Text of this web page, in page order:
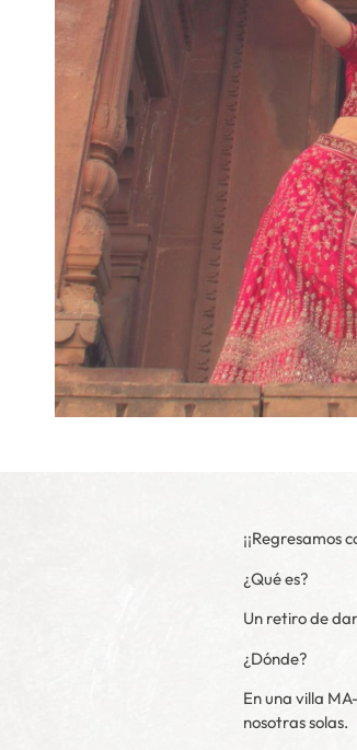
¡¡Regresamos
¿Qué es?
Un retiro de
¿Dónde?
En una villa
nosotras solas.